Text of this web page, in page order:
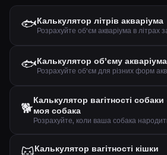
🐟Калькулятор літрів акваріума
🐟Калькулятор об'єму акваріума
🐕Калькулятор вагітності
моя собака
Калькулятор вагітності кішки